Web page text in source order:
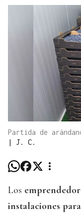
Partida de
| J. C.
Los
instalaciones